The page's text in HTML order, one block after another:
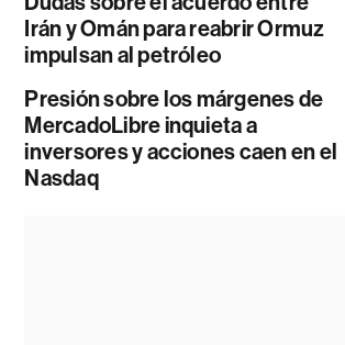
Irán y Omán para reabrir Ormuz
impulsan al petróleo
Presión sobre los márgenes de
MercadoLibre inquieta a
inversores y acciones caen en el
Nasdaq